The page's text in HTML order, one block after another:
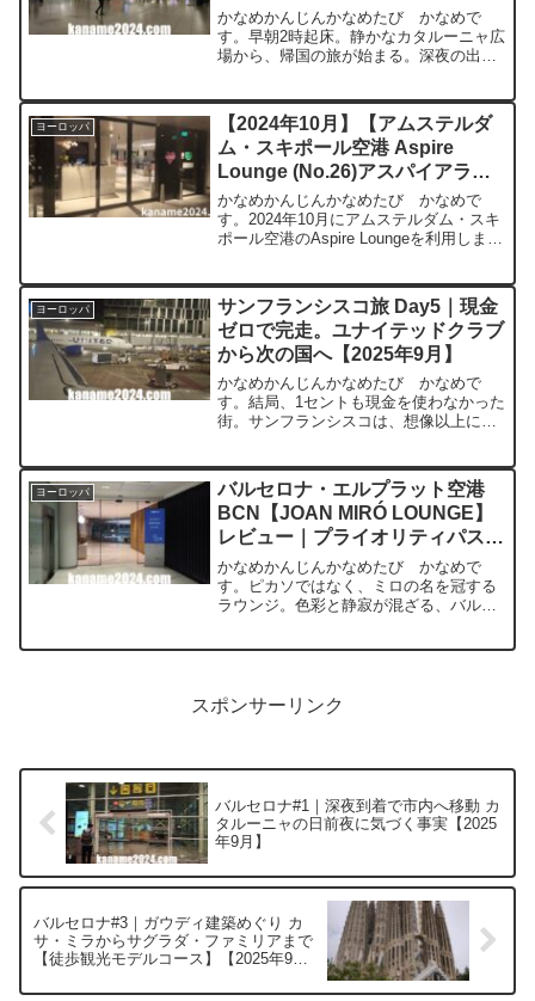
年9月】
かなめかんじんかなめたび かなめで
す。早朝2時起床。静かなカタルーニャ広
場から、帰国の旅が始まる。深夜の出発
たバルセロナの街を見ながら、荷物をま
とめました。今回もCa...
ヨーロッパ
【2024年10月】【アムステルダ
ム・スキポール空港 Aspire
Lounge (No.26)アスパイアラウ
ンジ】ラウンジレビュー プライ
オリティパス使用可
かなめかんじんかなめたび かなめで
す。2024年10月にアムステルダム・スキ
ポール空港のAspire Loungeを利用しまし
間：午前6時～午後9時利用...
ヨーロッパ
サンフランシスコ旅 Day5｜現金
ゼロで完走。ユナイテッドクラブ
から次の国へ【2025年9月】
かなめかんじんかなめたび かなめで
す。結局、1セントも現金を使わなかった
街。サンフランシスコは、想像以上にキ
滞在、最終日。振り返ってみると、1アメ
リカドルも両替せず、...
ヨーロッパ
バルセロナ・エルプラット空港
BCN【JOAN MIRÓ LOUNGE】
レビュー｜プライオリティパス対
応【2025年9月】
かなめかんじんかなめたび かなめで
す。ピカソではなく、ミロの名を冠する
ラウンジ。色彩と静寂が混ざる、バルセ
スポンサーリンク
バルセロナ#1｜深夜到着で市内へ移動 カ
タルーニャの日前夜に気づく事実【2025
年9月】
バルセロナ#3｜ガウディ建築めぐり カ
サ・ミラからサグラダ・ファミリアまで
【徒歩観光モデルコース】【2025年9